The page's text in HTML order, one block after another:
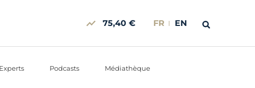
75,40 € FR EN
Experts Podcasts Médiathèque